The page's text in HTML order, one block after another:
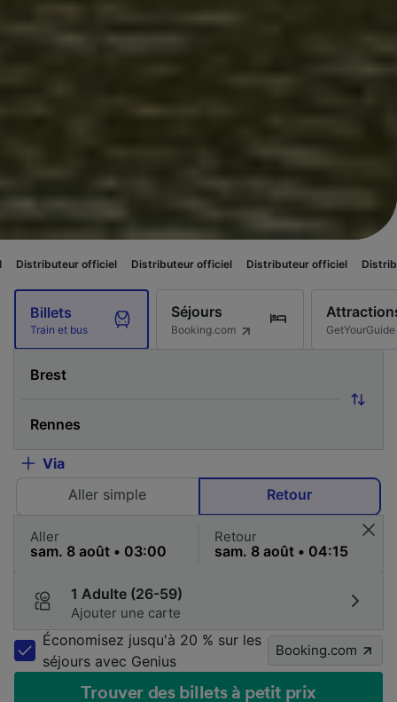
officiel Distributeur officiel Distributeur officiel Distributeur officiel
Billets
Train et bus
Séjours
Booking.com GetYourGuide
Via
Aller simple
Retour
Aller Retour
1 Adulte (26-59)
Ajouter une carte
Économisez jusqu'à 20 % sur les
séjours avec Genius
Booking.com
Trouver des billets à petit prix